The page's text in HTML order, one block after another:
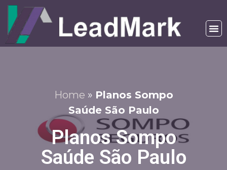
Home » Planos Sompo
Saúde São Paulo
Planos Sompo
Saúde São Paulo